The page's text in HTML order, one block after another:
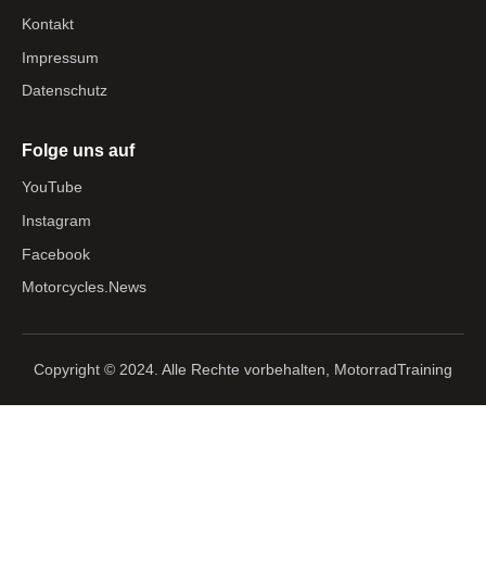
Kontakt
Impressum
Datenschutz
Folge uns auf
YouTube
Instagram
Facebook
Motorcycles.News
Copyright © 2024. Alle Rechte vorbehalten, MotorradTraining